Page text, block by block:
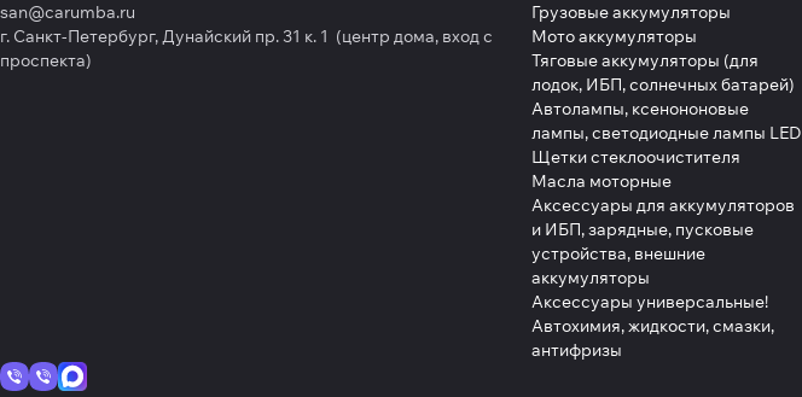
san@carumba.ru
г. Санкт-Петербург, Дунайский пр. 31 к. 1 (центр дома, вход с
проспекта)
Грузовые аккумуляторы
Мото аккумуляторы
Тяговые аккумуляторы (для
лодок, ИБП, солнечных батарей)
Автолампы, ксенононовые
лампы, светодиодные лампы LED
Щетки стеклоочистителя
Масла моторные
Аксессуары для аккумуляторов
и ИБП, зарядные, пусковые
устройства, внешние
аккумуляторы
Аксессуары универсальные!
Автохимия, жидкости, смазки,
антифризы